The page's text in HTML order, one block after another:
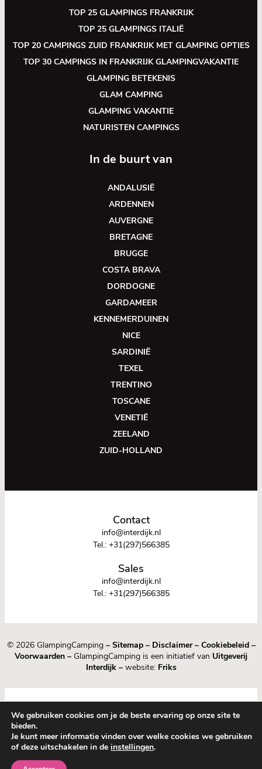
1
TOP 25 GLAMPINGS FRANKRIJK
TOP 25 GLAMPINGS ITALIË
TOP 20 CAMPINGS ZUID FRANKRIJK MET GLAMPING OPTIES
TOP 30 CAMPINGS IN FRANKRIJK GLAMPINGVAKANTIE
GLAMPING BETEKENIS
GLAM CAMPING
GLAMPING VAKANTIE
NATURISTEN CAMPINGS
In de buurt van
ANDALUSIË
ARDENNEN
AUVERGNE
BRETAGNE
BRUGGE
COSTA BRAVA
DORDOGNE
GARDAMEER
KENNEMERDUINEN
NICE
SARDINIË
TEXEL
TRENTINO
TOSCANE
VENETIË
ZEELAND
ZUID-HOLLAND
Contact
info@interdijk.nl
Tel.: +31(297)566385
Sales
info@interdijk.nl
Tel.: +31(297)566385
© 2026 GlampingCamping – Sitemap– Disclaimer– Cookiebeleid–
Voorwaarden – GlampingCamping is een initiatief van Uitgeverij
Interdijk–website: Friks
We gebruiken cookies om je de beste ervaring op onze site te
bieden.
Je kunt meer informatie vinden over welke cookies we gebruiken
of deze uitschakelen in de instellingen.